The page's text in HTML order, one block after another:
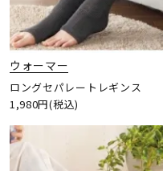
ウォーマー
ロングセパレートレギンス
1,980円(税込)